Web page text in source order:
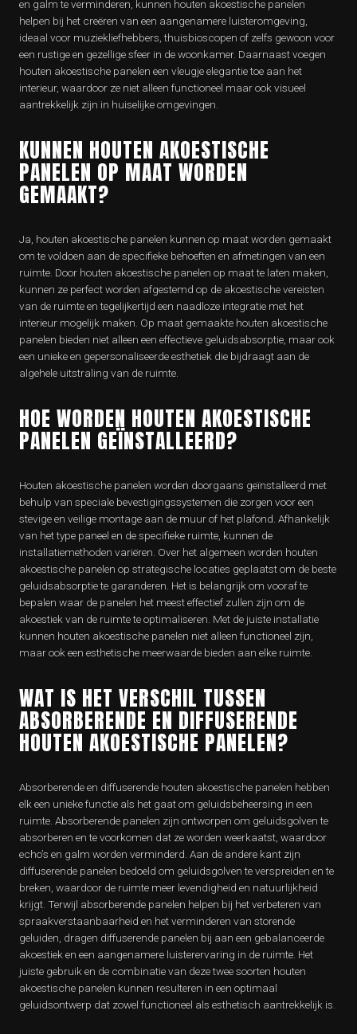
en galm te verminderen, kunnen houten akoestische panelen
helpen bij het creëren van een aangenamere luisteromgeving,
ideaal voor muziekliefhebbers, thuisbioscopen of zelfs gewoon voor
een rustige en gezellige sfeer in de woonkamer. Daarnaast voegen
houten akoestische panelen een vleugje elegantie toe aan het
interieur, waardoor ze niet alleen functioneel maar ook visueel
aantrekkelijk zijn in huiselijke omgevingen.
KUNNEN HOUTEN AKOESTISCHE
PANELEN OP MAAT WORDEN
GEMAAKT?
Ja, houten akoestische panelen kunnen op maat worden gemaakt
om te voldoen aan de specifieke behoeften en afmetingen van een
ruimte. Door houten akoestische panelen op maat te laten maken,
kunnen ze perfect worden afgestemd op de akoestische vereisten
van de ruimte en tegelijkertijd een naadloze integratie met het
interieur mogelijk maken. Op maat gemaakte houten akoestische
panelen bieden niet alleen een effectieve geluidsabsorptie, maar ook
een unieke en gepersonaliseerde esthetiek die bijdraagt aan de
algehele uitstraling van de ruimte.
HOE WORDEN HOUTEN AKOESTISCHE
PANELEN GEÏNSTALLEERD?
Houten akoestische panelen worden doorgaans geïnstalleerd met
behulp van speciale bevestigingssystemen die zorgen voor een
stevige en veilige montage aan de muur of het plafond. Afhankelijk
van het type paneel en de specifieke ruimte, kunnen de
installatiemethoden variëren. Over het algemeen worden houten
akoestische panelen op strategische locaties geplaatst om de beste
geluidsabsorptie te garanderen. Het is belangrijk om vooraf te
bepalen waar de panelen het meest effectief zullen zijn om de
akoestiek van de ruimte te optimaliseren. Met de juiste installatie
kunnen houten akoestische panelen niet alleen functioneel zijn,
maar ook een esthetische meerwaarde bieden aan elke ruimte.
WAT IS HET VERSCHIL TUSSEN
ABSORBERENDE EN DIFFUSERENDE
HOUTEN AKOESTISCHE PANELEN?
Absorberende en diffuserende houten akoestische panelen hebben
elk een unieke functie als het gaat om geluidsbeheersing in een
ruimte. Absorberende panelen zijn ontworpen om geluidsgolven te
absorberen en te voorkomen dat ze worden weerkaatst, waardoor
echo’s en galm worden verminderd. Aan de andere kant zijn
diffuserende panelen bedoeld om geluidsgolven te verspreiden en te
breken, waardoor de ruimte meer levendigheid en natuurlijkheid
krijgt. Terwijl absorberende panelen helpen bij het verbeteren van
spraakverstaanbaarheid en het verminderen van storende
geluiden, dragen diffuserende panelen bij aan een gebalanceerde
akoestiek en een aangenamere luisterervaring in de ruimte. Het
juiste gebruik en de combinatie van deze twee soorten houten
akoestische panelen kunnen resulteren in een optimaal
geluidsontwerp dat zowel functioneel als esthetisch aantrekkelijk is.